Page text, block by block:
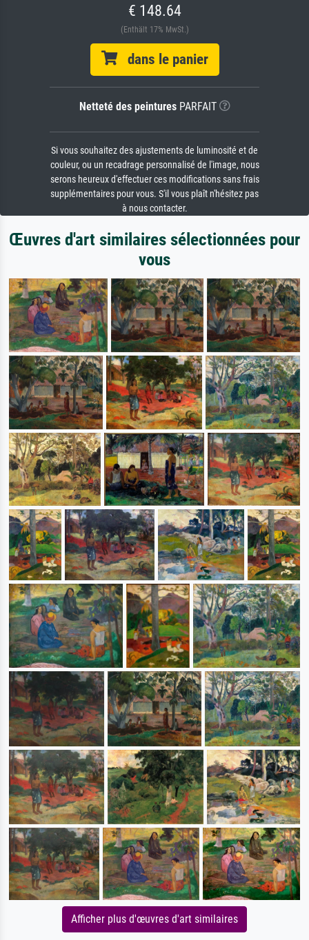
€ 148.64
(Enthält 17% MwSt.)
dans le panier
Netteté des peinturesPARFAIT
Si vous souhaitez des ajustements de luminosité et de
couleur, ou un recadrage personnalisé de l'image, nous
serons heureux d'effectuer ces modifications sans frais
supplémentaires pour vous. S'il vous plaît n'hésitez pas
à nous contacter.
Œuvres d'art similaires sélectionnées pour
vous
Afficher plus d'œuvres d'art similaires